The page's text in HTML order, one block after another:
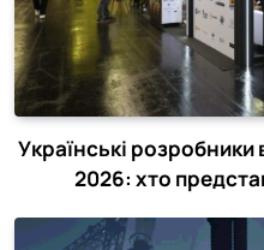
Українські
2026: хто